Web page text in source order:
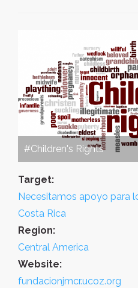
#Children's Rights
Target:
Necesitamos apoyo para
Costa Rica
Region:
Central America
Website:
fundacionjmcr.ucoz.org